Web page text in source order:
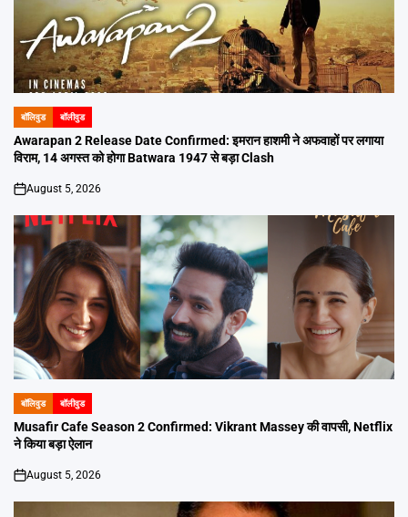
POSTED
IN
बॉलिवुड बॉलीवुड
Awarapan 2 Release Date Confirmed: इमरान हाशमी ने अफवाहों पर लगाया
विराम, 14 अगस्त को होगा Batwara 1947 से बड़ा Clash
on
August 5, 2026
POSTED
IN
बॉलिवुड बॉलीवुड
Musafir Cafe Season 2 Confirmed: Vikrant Massey की वापसी, Netflix
ने किया बड़ा ऐलान
on
August 5, 2026